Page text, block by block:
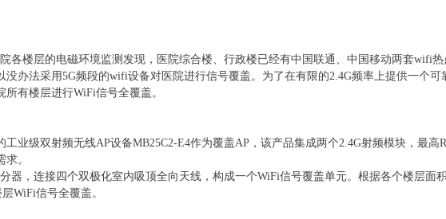
各楼层的电磁环境监测发现，医院综合楼、行政楼已经有中国联通、中国移动两套wifi热
没办法采用5G频段的wifi设备对医院进行信号覆盖。为了在有限的2.4G频率上提供一个可
有楼层进行WiFi信号全覆盖。
工业级双射频无线AP设备MB25C2-E4作为覆盖AP ，该产品集成两个2.4G射频模块，最高
。
器，连接四个双极化室内吸顶全向天线，构成一个WiFi信号覆盖单元。根据各个楼层面
WiFi信号全覆盖。